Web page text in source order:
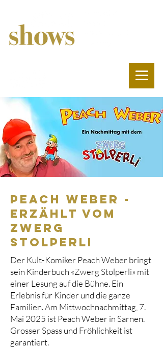
Peach Weber -
erzählt vom
zwerg
stolperli
Der Kult-Komiker Peach Weber bringt
sein Kinderbuch «Zwerg Stolperli» mit
einer Lesung auf die Bühne. Ein
Erlebnis für Kinder und die ganze
Familien. Am Mittwochnachmittag, 7.
Mai 2025 ist Peach Weber in Sarnen.
Grosser Spass und Fröhlichkeit ist
garantiert.